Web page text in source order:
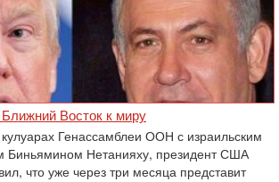
Восток к миру
Генассамблеи ООН с израильским
Биньямином ‎Нетанияху, президент США
что уже через три месяца представит